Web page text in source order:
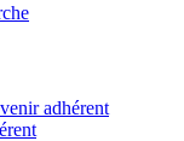
adhérent